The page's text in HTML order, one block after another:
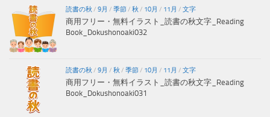
読書の秋 / 9月 / 季節 / 秋 / 10月 / 11月 / 文字
商用フリー・無料イラスト_読書の秋文字_Reading
Book_Dokushonoaki032
読書の秋 / 9月 / 秋 / 季節 / 10月 / 11月 / 文字
商用フリー・無料イラスト_読書の秋文字_Reading
Book_Dokushonoaki031